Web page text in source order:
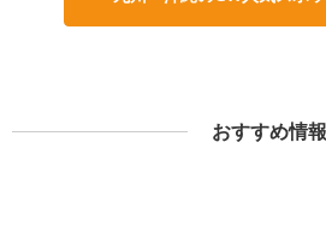
おすすめ情報